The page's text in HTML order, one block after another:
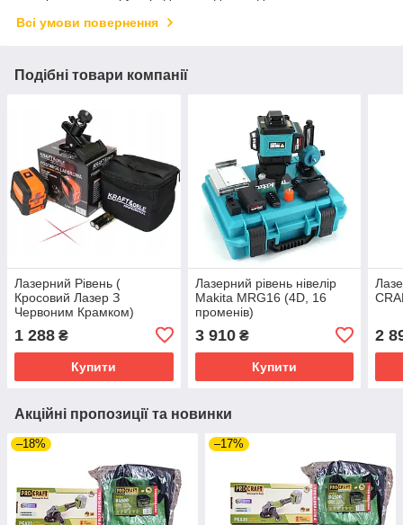
Всі умови повернення
Подібні товари компанії
Лазерний Рівень (
Кросовий Лазер З
Червоним Крамком)
1 288 ₴
Купити
Лазерний рівень нівелір
Makita MRG16 (4D, 16
променів)
3 910₴
Купити
2
Акційні пропозиції та новинки
–18% –17%